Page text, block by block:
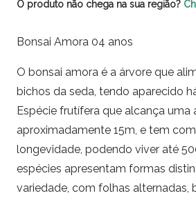
O produto não chega na sua região?
Bonsai Amora 04 anos
O bonsai amora é a árvore que
bichos da seda, tendo aparecido
Espécie frutífera que alcança uma
aproximadamente 15m, e tem
longevidade, podendo viver até
espécies apresentam formas
variedade, com folhas alternadas,